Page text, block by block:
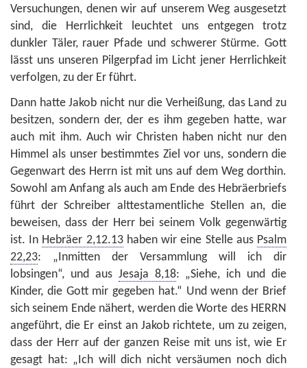
Versuchungen, denen wir auf unserem Weg ausgesetzt
sind, die Herrlichkeit leuchtet uns entgegen trotz
dunkler Täler, rauer Pfade und schwerer Stürme. Gott
lässt uns unseren Pilgerpfad im Licht jener Herrlichkeit
verfolgen, zu der Er führt.
Dann hatte Jakob nicht nur die Verheißung, das Land zu
besitzen, sondern der, der es ihm gegeben hatte, war
auch mit ihm. Auch wir Christen haben nicht nur den
Himmel als unser bestimmtes Ziel vor uns, sondern die
Gegenwart des Herrn ist mit uns auf dem Weg dorthin.
Sowohl am Anfang als auch am Ende des Hebräerbriefs
führt der Schreiber alttestamentliche Stellen an, die
beweisen, dass der Herr bei seinem Volk gegenwärtig
ist. In Hebräer 2,12.13haben wir eine Stelle aus Psalm
22,23: „Inmitten der Versammlung will ich dir
lobsingen“, und aus Jesaja 8,18: „Siehe, ich und die
Kinder, die Gott mir gegeben hat.“ Und wenn der Brief
sich seinem Ende nähert, werden die Worte des HERRN
angeführt, die Er einst an Jakob richtete, um zu zeigen,
dass der Herr auf der ganzen Reise mit uns ist, wie Er
gesagt hat: „Ich will dich nicht versäumen noch dich